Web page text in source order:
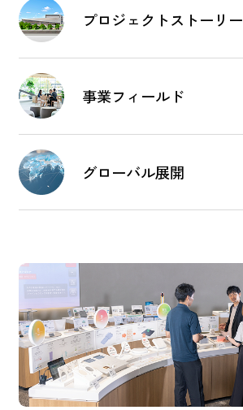
プロジェクトストーリー
事業フィールド
グローバル展開